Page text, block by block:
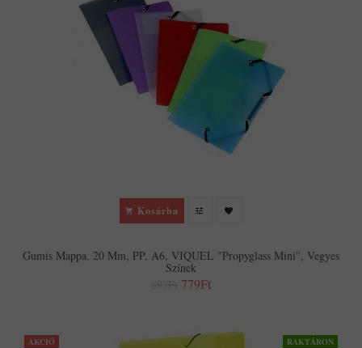
Kosárba
Gumis Mappa, 20 Mm, PP, A6, VIQUEL "Propyglass Mini", Vegyes
Színek
779Ft
AKCIÓ RAKTÁRON